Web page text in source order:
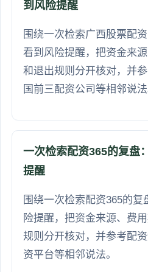
到风险提醒
围绕一次检索广西股票配
看到风险提醒，把资金来
和退出规则分开核对，并
国前三配资公司等相邻说法
一次检索配资365的复盘
提醒
围绕一次检索配资365的
险提醒，把资金来源、费
规则分开核对，并参考配
资平台等相邻说法。